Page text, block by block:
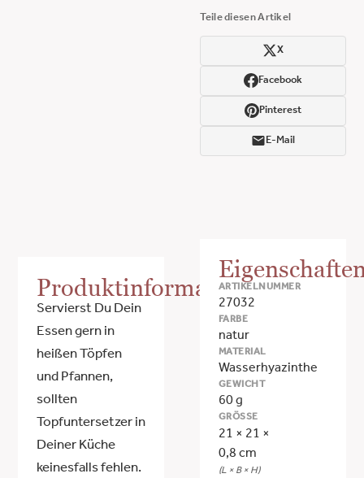
Teile diesen Artikel
X
Facebook
Pinterest
E-Mail
Produktinformationen
Servierst Du Dein
Essen gern in
heißen Töpfen
und Pfannen,
sollten
Topfuntersetzer in
Deiner Küche
keinesfalls fehlen.
ARTIKELNUMMER
27032
FARBE
natur
MATERIAL
Wasserhyazinthe
GEWICHT
60 g
GRÖSSE
21 × 21 ×
0,8 cm
(L × B × H)